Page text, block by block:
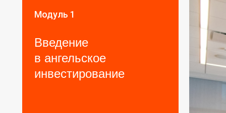
Введение
в ангельское
инвестирование
Модуль 1